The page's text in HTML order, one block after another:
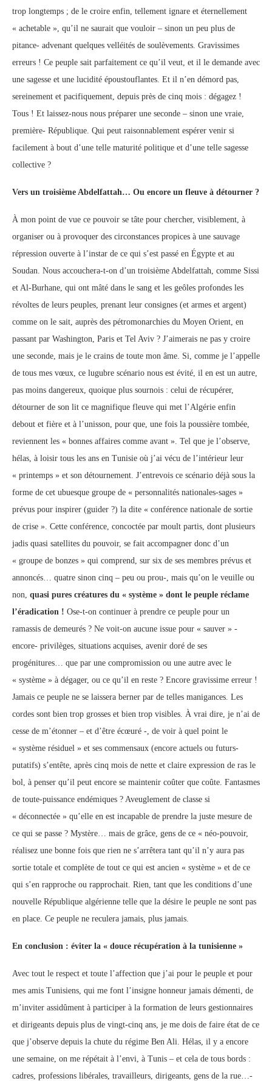
trop longtemps ; de le croire enfin, tellement ignare et éternellement
« achetable », qu’il ne saurait que vouloir – sinon un peu plus de
pitance- advenant quelques velléités de soulèvements. Gravissimes
erreurs ! Ce peuple sait parfaitement ce qu’il veut, et il le demande avec
une sagesse et une lucidité époustouflantes. Et il n’en démord pas,
sereinement et pacifiquement, depuis près de cinq mois : dégagez !
Tous ! Et laissez-nous nous préparer une seconde – sinon une vraie,
première- République. Qui peut raisonnablement espérer venir si
facilement à bout d’une telle maturité politique et d’une telle sagesse
collective ?
Vers un troisième Abdelfattah… Ou encore un fleuve à détourner ?
À mon point de vue ce pouvoir se tâte pour chercher, visiblement, à
organiser ou à provoquer des circonstances propices à une sauvage
répression ouverte à l’instar de ce qui s’est passé en Égypte et au
Soudan. Nous accouchera-t-on d’un troisième Abdelfattah, comme Sissi
et Al-Burhane, qui ont mâté dans le sang et les geôles profondes les
révoltes de leurs peuples, prenant leur consignes (et armes et argent)
comme on le sait, auprès des pétromonarchies du Moyen Orient, en
passant par Washington, Paris et Tel Aviv ? J’aimerais ne pas y croire
une seconde, mais je le crains de toute mon âme. Si, comme je l’appelle
de tous mes vœux, ce lugubre scénario nous est évité, il en est un autre,
pas moins dangereux, quoique plus sournois : celui de récupérer,
détourner de son lit ce magnifique fleuve qui met l’Algérie enfin
debout et fière et à l’unisson, pour que, une fois la poussière tombée,
reviennent les « bonnes affaires comme avant ». Tel que je l’observe,
hélas, à loisir tous les ans en Tunisie où j’ai vécu de l’intérieur leur
« printemps » et son détournement. J’entrevois ce scénario déjà sous la
forme de cet ubuesque groupe de « personnalités nationales-sages »
prévus pour inspirer (guider ?) la dite « conférence nationale de sortie
de crise ». Cette conférence, concoctée par moult partis, dont plusieurs
jadis quasi satellites du pouvoir, se fait accompagner donc d’un
« groupe de bonzes » qui comprend, sur six de ses membres prévus et
annoncés… quatre sinon cinq – peu ou prou-, mais qu’on le veuille ou
non, quasi pures créatures du « système » dont le peuple réclame
l’éradication ! Ose-t-on continuer à prendre ce peuple pour un
ramassis de demeurés ? Ne voit-on aucune issue pour « sauver » -
encore- privilèges, situations acquises, avenir doré de ses
progénitures… que par une compromission ou une autre avec le
« système » à dégager, ou ce qu’il en reste ? Encore gravissime erreur !
Jamais ce peuple ne se laissera berner par de telles manigances. Les
cordes sont bien trop grosses et bien trop visibles. À vrai dire, je n’ai de
cesse de m’étonner – et d’être écœuré -, de voir à quel point le
« système résiduel » et ses commensaux (encore actuels ou futurs-
putatifs) s’entête, après cinq mois de nette et claire expression de ras le
bol, à penser qu’il peut encore se maintenir coûter que coûte. Fantasmes
de toute-puissance endémiques ? Aveuglement de classe si
« déconnectée » qu’elle en est incapable de prendre la juste mesure de
ce qui se passe ? Mystère… mais de grâce, gens de ce « néo-pouvoir,
réalisez une bonne fois que rien ne s’arrêtera tant qu’il n’y aura pas
sortie totale et complète de tout ce qui est ancien « système » et de ce
qui s’en rapproche ou rapprochait. Rien, tant que les conditions d’une
nouvelle République algérienne telle que la désire le peuple ne sont pas
en place. Ce peuple ne reculera jamais, plus jamais.
En conclusion : éviter la « douce récupération à la tunisienne »
Avec tout le respect et toute l’affection que j’ai pour le peuple et pour
mes amis Tunisiens, qui me font l’insigne honneur jamais démenti, de
m’inviter assidûment à participer à la formation de leurs gestionnaires
et dirigeants depuis plus de vingt-cinq ans, je me dois de faire état de ce
que j’observe depuis la chute du régime Ben Ali. Hélas, il y a encore
une semaine, on me répétait à l’envi, à Tunis – et cela de tous bords :
cadres, professions libérales, travailleurs, dirigeants, gens de la rue…-